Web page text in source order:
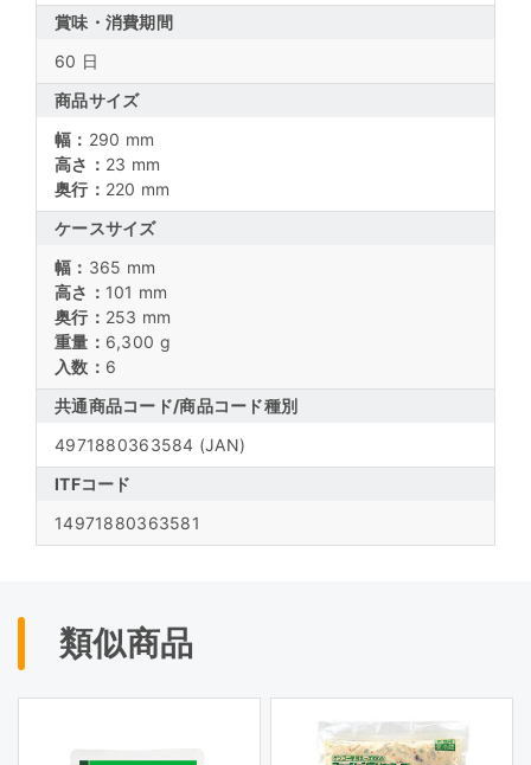
賞味・消費期間
60 日
商品サイズ
幅： 290 mm
高さ： 23 mm
奥行： 220 mm
ケースサイズ
幅： 365 mm
高さ： 101 mm
奥行： 253 mm
重量： 6,300 g
入数： 6
共通商品コード/商品コード種別
4971880363584 (JAN)
ITFコード
14971880363581
類似商品